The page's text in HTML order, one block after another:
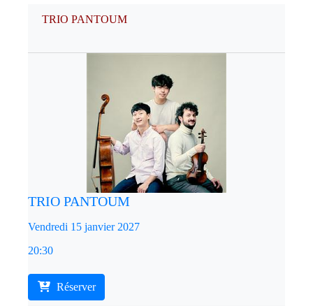
TRIO PANTOUM
TRIO PANTOUM
Vendredi 15 janvier 2027
20:30
Réserver